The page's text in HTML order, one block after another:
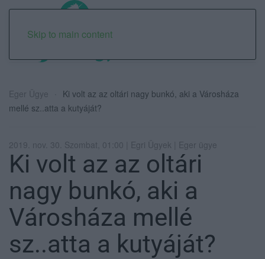
Skip to main content
Eger Ügye
Ki volt az az oltári nagy bunkó, aki a Városháza
mellé sz..atta a kutyáját?
2019. nov. 30. Szombat, 01:00 | Egri Ügyek | Eger ügye
Ki volt az az oltári
nagy bunkó, aki a
Városháza mellé
sz..atta a kutyáját?